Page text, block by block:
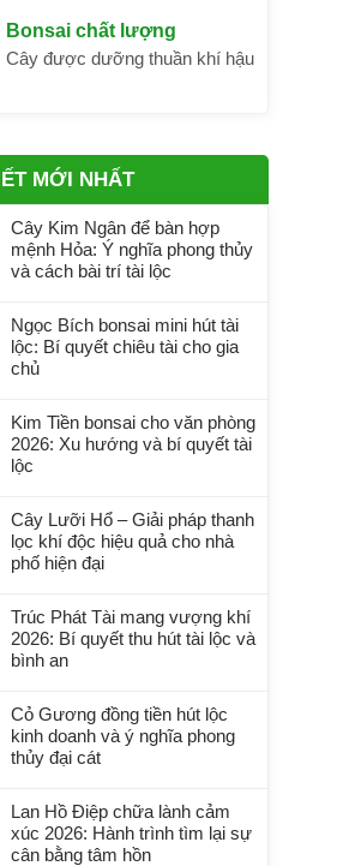
Bonsai chất lượng
Cây được dưỡng thuần khí hậu
MỚI NHẤT
Cây Kim Ngân để bàn hợp
mệnh Hỏa: Ý nghĩa phong thủy
và cách bài trí tài lộc
Ngọc Bích bonsai mini hút tài
lộc: Bí quyết chiêu tài cho gia
chủ
Kim Tiền bonsai cho văn phòng
2026: Xu hướng và bí quyết tài
lộc
Cây Lưỡi Hổ – Giải pháp thanh
lọc khí độc hiệu quả cho nhà
phố hiện đại
Trúc Phát Tài mang vượng khí
2026: Bí quyết thu hút tài lộc và
bình an
Cỏ Gương đồng tiền hút lộc
kinh doanh và ý nghĩa phong
thủy đại cát
Lan Hồ Điệp chữa lành cảm
xúc 2026: Hành trình tìm lại sự
cân bằng tâm hồn